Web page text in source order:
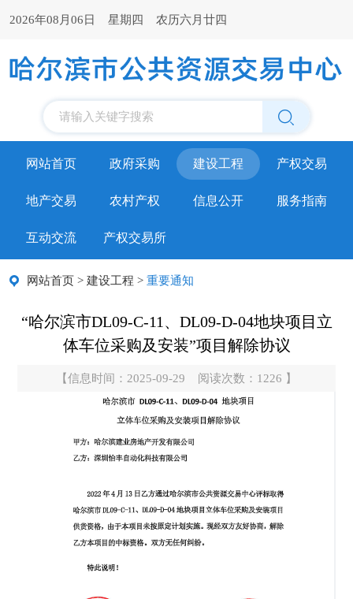
2026年08月06日 星期四 农历六月廿四
请输入关键字搜索
网站首页 政府采购 建设工程 产权交易
地产交易 农村产权 信息公开 服务指南
互动交流 产权交易所
网站首页 > 建设工程 > 重要通知
“哈尔滨市DL09-C-11、DL09-D-04地块项目立
体车位采购及安装”项目解除协议
【信息时间：2025-09-29 阅读次数： 1226 】